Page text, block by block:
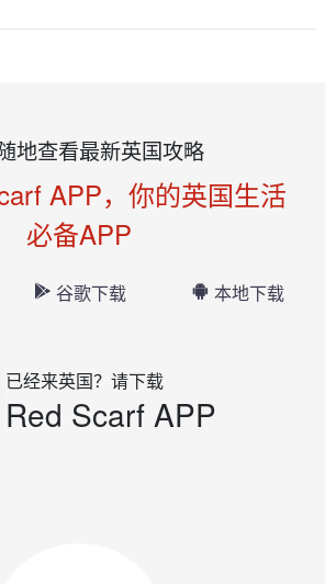
地查看最新英国攻略
APP，你的英国生活
必备APP
谷歌下载 本地下载
已经来英国？请下载
Red Scarf APP